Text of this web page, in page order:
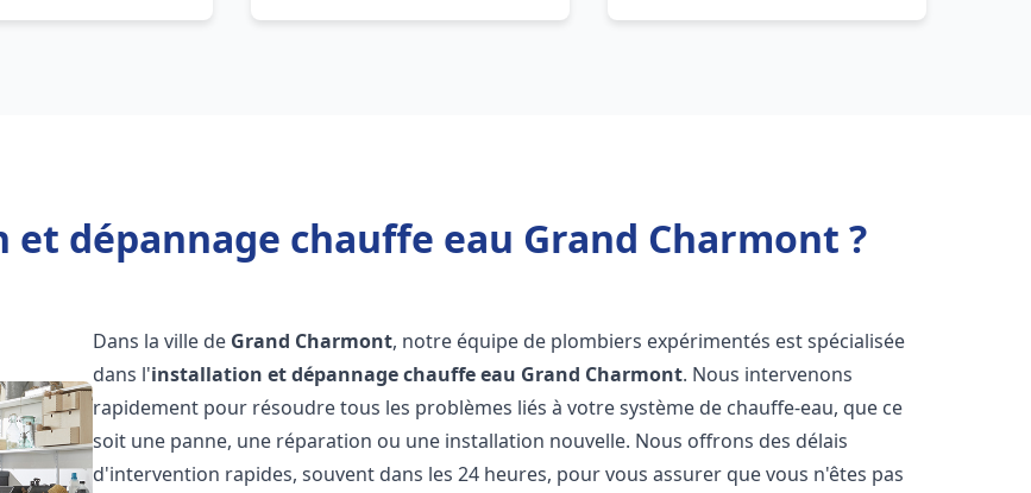
dépannage chauffe eau Grand Charmont ?
Dans la ville de Grand Charmont, notre équipe de plombiers expérimentés est spécialisée
dans l'installation et dépannage chauffe eau Grand Charmont. Nous intervenons
rapidement pour résoudre tous les problèmes liés à votre système de chauffe-eau, que ce
soit une panne, une réparation ou une installation nouvelle. Nous offrons des délais
d'intervention rapides, souvent dans les 24 heures, pour vous assurer que vous n'êtes pas